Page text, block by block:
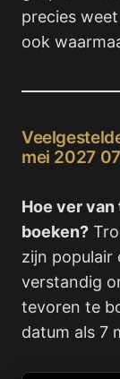
precies
ook
mei 2027
Hoe ver
boeken?
zijn populair
verstandig
tevoren te
datum als 7